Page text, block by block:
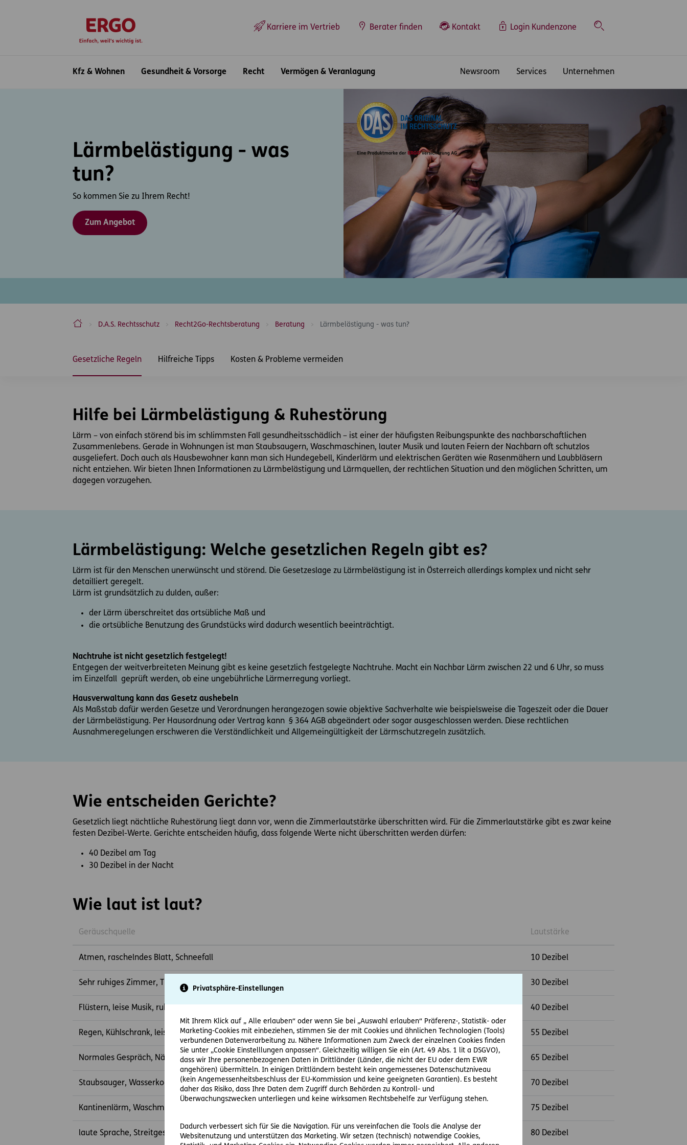
Privatsphäre-Einstellungen
Mit Ihrem Klick auf „ Alle erlauben“ oder wenn Sie bei „Auswahl erlauben“ Präferenz-, Statistik- oder
Marketing-Cookies mit einbeziehen, stimmen Sie der mit Cookies und ähnlichen Technologien (Tools)
verbundenen Datenverarbeitung zu. Nähere Informationen zum Zweck der einzelnen Cookies finden
Sie unter „Cookie Einstelllungen anpassen“. Gleichzeitig willigen Sie ein (Art. 49 Abs. 1 lit a DSGVO),
dass wir Ihre personenbezogenen Daten in Drittländer (Länder, die nicht der EU oder dem EWR
angehören) übermitteln. In einigen Drittländern besteht kein angemessenes Datenschutzniveau
(kein Angemessenheitsbeschluss der EU-Kommission und keine geeigneten Garantien). Es besteht
daher das Risiko, dass Ihre Daten dem Zugriff durch Behörden zu Kontroll- und
Überwachungszwecken unterliegen und keine wirksamen Rechtsbehelfe zur Verfügung stehen.
Dadurch verbessert sich für Sie die Navigation. Für uns vereinfachen die Tools die Analyse der
Websitenutzung und unterstützen das Marketing. Wir setzen (technisch) notwendige Cookies,
Karriere im Vertrieb Berater finden Kontakt Login Kundenzone
Suche
Kfz & Wohnen
Gesundheit & Vorsorge Recht Vermögen & Veranlagung Newsroom Services Unternehmen
Lärmbelästigung - was
tun?
So kommen Sie zu Ihrem Recht!
Zum Angebot
ERGO Versicherung Aktiengesellschaft
D.A.S. Rechtsschutz Recht2Go-Rechtsberatung Beratung Lärmbelästigung - was tun?
Gesetzliche Regeln
Hilfreiche Tipps Kosten & Probleme vermeiden
Hilfe bei Lärmbelästigung & Ruhestörung
Lärm – von einfach störend bis im schlimmsten Fall gesundheitsschädlich – ist einer der häufigsten Reibungspunkte des nachbarschaftlichen
Zusammenlebens. Gerade in Wohnungen ist man Staubsaugern, Waschmaschinen, lauter Musik und lauten Feiern der Nachbarn oft schutzlos
ausgeliefert. Doch auch als Hausbewohner kann man sich Hundegebell, Kinderlärm und elektrischen Geräten wie Rasenmähern und Laubbläsern
nicht entziehen. Wir bieten Ihnen Informationen zu Lärmbelästigung und Lärmquellen, der rechtlichen Situation und den möglichen Schritten, um
dagegen vorzugehen.
Lärmbelästigung: Welche gesetzlichen Regeln gibt es?
Lärm ist für den Menschen unerwünscht und störend. Die Gesetzeslage zu Lärmbelästigung ist in Österreich allerdings komplex und nicht sehr
detailliert geregelt.
Lärm ist grundsätzlich zu dulden, außer:
der Lärm überschreitet das ortsübliche Maß und
die ortsübliche Benutzung des Grundstücks wird dadurch wesentlich beeinträchtigt.
Nachtruhe ist nicht gesetzlich festgelegt!
Entgegen der weitverbreiteten Meinung gibt es keine gesetzlich festgelegte Nachtruhe. Macht ein Nachbar Lärm zwischen 22 und 6 Uhr, so muss
im Einzelfall geprüft werden, ob eine ungebührliche Lärmerregung vorliegt.
Hausverwaltung kann das Gesetz aushebeln
Als Maßstab dafür werden Gesetze und Verordnungen herangezogen sowie objektive Sachverhalte wie beispielsweise die Tageszeit oder die Dauer
der Lärmbelästigung. Per Hausordnung oder Vertrag kann § 364 AGB abgeändert oder sogar ausgeschlossen werden. Diese rechtlichen
Ausnahmeregelungen erschweren die Verständlichkeit und Allgemeingültigkeit der Lärmschutzregeln zusätzlich.
Wie entscheiden Gerichte?
Gesetzlich liegt nächtliche Ruhestörung liegt dann vor, wenn die Zimmerlautstärke überschritten wird. Für die Zimmerlautstärke gibt es zwar keine
festen Dezibel-Werte. Gerichte entscheiden häufig, dass folgende Werte nicht überschritten werden dürfen:
40 Dezibel am Tag
30 Dezibel in der Nacht
Wie laut ist laut?
Geräuschquelle Lautstärke
Atmen, raschelndes Blatt, Schneefall 10 Dezibel
Sehr ruhiges Zimmer, Ticken einer Armbanduhr, leichter Wind 30 Dezibel
Flüstern, leise Musik, ruhige Wohnstraße nachts 40 Dezibel
Regen, Kühlschrank, leises Gespräch, Geräusche in der Wohnung 55 Dezibel
Normales Gespräch, Nähmaschine, Fernseher in Zimmerlautstärke 65 Dezibel
Staubsauger, Wasserkocher, laufender Wasserhahn 70 Dezibel
Kantinenlärm, Waschmaschine beim Schleudern, Großraumbüro 75 Dezibel
laute Sprache, Streitgespräch, Klavierspiel 80 Dezibel